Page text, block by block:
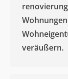
veräußern. ​